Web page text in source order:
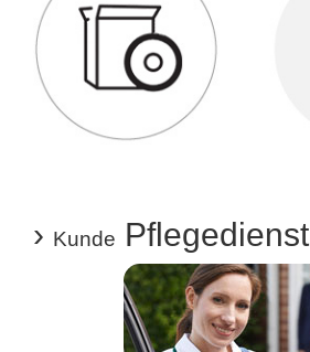
› Kunde Pflegedienst